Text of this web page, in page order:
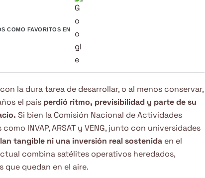
COMO FAVORITOS EN
la dura tarea de desarrollar, o al menos conservar,
el país perdió ritmo, previsibilidad y parte de su
Si bien la Comisión Nacional de Actividades
INVAP, ARSAT y VENG, junto con universidades
tangible ni una inversión real sostenida en el
combina satélites operativos heredados,
que quedan en el aire.